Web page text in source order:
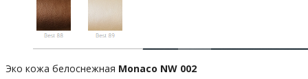
Эко кожа белоснежная Monaco NW 002